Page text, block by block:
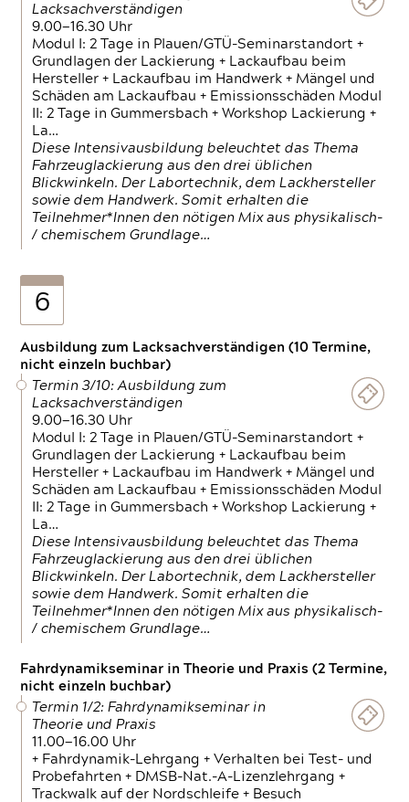
Lacksachverständigen
9.00—16.30 Uhr
Modul I: 2 Tage in Plauen/GTÜ-Seminarstandort +
Grundlagen der Lackierung + Lackaufbau beim
Hersteller + Lackaufbau im Handwerk + Mängel und
Schäden am Lackaufbau + Emissionsschäden Modul
II: 2 Tage in Gummersbach + Workshop Lackierung +
La…
Diese Intensivausbildung beleuchtet das Thema
Fahrzeuglackierung aus den drei üblichen
Blickwinkeln. Der Labortechnik, dem Lackhersteller
sowie dem Handwerk. Somit erhalten die
Teilnehmer*Innen den nötigen Mix aus physikalisch-
/ chemischem Grundlage…
6
Ausbildung zum Lacksachverständigen (10 Termine,
nicht einzeln buchbar)
Termin 3/10: Ausbildung zum
Lacksachverständigen
9.00—16.30 Uhr
Modul I: 2 Tage in Plauen/GTÜ-Seminarstandort +
Grundlagen der Lackierung + Lackaufbau beim
Hersteller + Lackaufbau im Handwerk + Mängel und
Schäden am Lackaufbau + Emissionsschäden Modul
II: 2 Tage in Gummersbach + Workshop Lackierung +
La…
Diese Intensivausbildung beleuchtet das Thema
Fahrzeuglackierung aus den drei üblichen
Blickwinkeln. Der Labortechnik, dem Lackhersteller
sowie dem Handwerk. Somit erhalten die
Teilnehmer*Innen den nötigen Mix aus physikalisch-
/ chemischem Grundlage…
Fahrdynamikseminar in Theorie und Praxis (2 Termine,
nicht einzeln buchbar)
Termin 1/2: Fahrdynamikseminar in
Theorie und Praxis
11.00—16.00 Uhr
+ Fahrdynamik-Lehrgang + Verhalten bei Test- und
Probefahrten + DMSB-Nat.-A-Lizenzlehrgang +
Trackwalk auf der Nordschleife + Besuch